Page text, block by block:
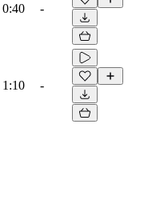
0:40 -
1:10 -